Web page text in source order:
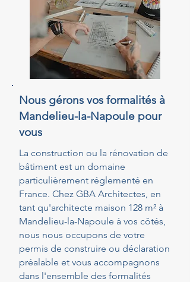
Nous gérons vos formalités à
Mandelieu-la-Napoule pour
vous
La construction ou la rénovation de
bâtiment est un domaine
particulièrement réglementé en
France. Chez GBA Architectes, en
tant qu'architecte maison 128 m² à
Mandelieu-la-Napoule à vos côtés,
nous nous occupons de votre
permis de construire ou déclaration
préalable et vous accompagnons
dans l'ensemble des formalités